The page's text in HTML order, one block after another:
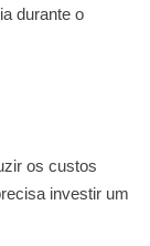
durante o
os custos
investir um